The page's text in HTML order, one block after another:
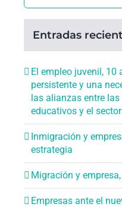
Entradas
El empleo juvenil, 10
persistente y una
las alianzas entre
educativos y el
Inmigración y
estrategia
Migración y
Empresas ante el